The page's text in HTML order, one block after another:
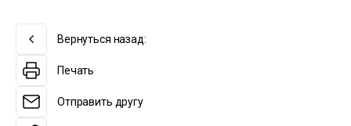
Вернуться назад:
Печать
Отправить другу